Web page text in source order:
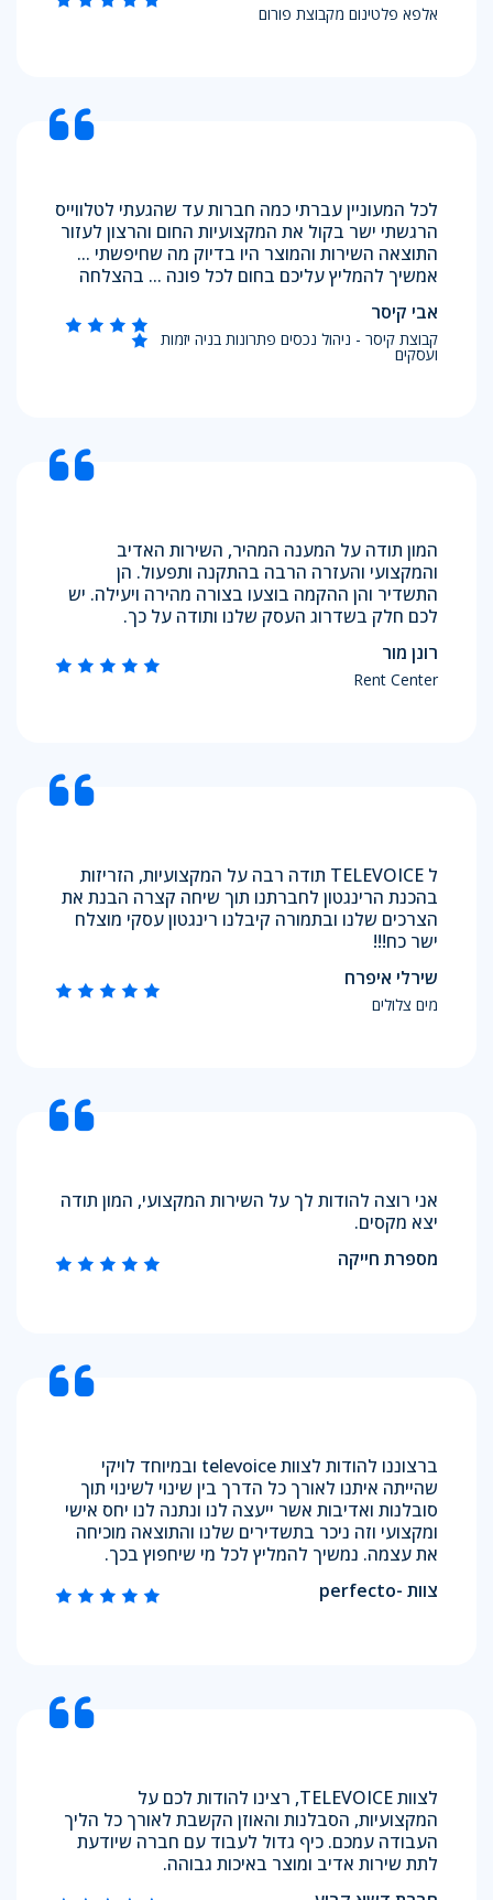
אלפא פלטינום מקבוצת פורום
לכל המעוניין עברתי כמה חברות עד שהגעתי לטלווייס
הרגשתי ישר בקול את המקצועיות החום והרצון לעזור
התוצאה השירות והמוצר היו בדיוק מה שחיפשתי ...
אמשיך להמליץ עליכם בחום לכל פונה ... בהצלחה
אבי קיסר
קבוצת קיסר - ניהול נכסים פתרונות בניה יזמות
ועסקים
המון תודה על המענה המהיר, השירות האדיב
והמקצועי והעזרה הרבה בהתקנה ותפעול. הן
התשדיר והן ההקמה בוצעו בצורה מהירה ויעילה. יש
לכם חלק בשדרוג העסק שלנו ותודה על כך.
רונן מור
Rent Center
ל TELEVOICE תודה רבה על המקצועיות, הזריזות
בהכנת הרינגטון לחברתנו תוך שיחה קצרה הבנת את
הצרכים שלנו ובתמורה קיבלנו רינגטון עסקי מוצלח
ישר כח!!!
שירלי איפרח
מים צלולים
אני רוצה להודות לך על השירות המקצועי, המון תודה
יצא מקסים.
מספרת חייקה
ברצוננו להודות לצוות televoice ובמיוחד לויקי
שהייתה איתנו לאורך כל הדרך בין שינוי לשינוי תוך
סובלנות ואדיבות אשר ייעצה לנו ונתנה לנו יחס אישי
ומקצועי וזה ניכר בתשדירים שלנו והתוצאה מוכיחה
את עצמה. נמשיך להמליץ לכל מי שיחפוץ בכך.
צוות -perfecto
לצוות TELEVOICE, רצינו להודות לכם על
המקצועיות, הסבלנות והאוזן הקשבת לאורך כל הליך
העבודה עמכם. כיף גדול לעבוד עם חברה שיודעת
לתת שירות אדיב ומוצר באיכות גבוהה.